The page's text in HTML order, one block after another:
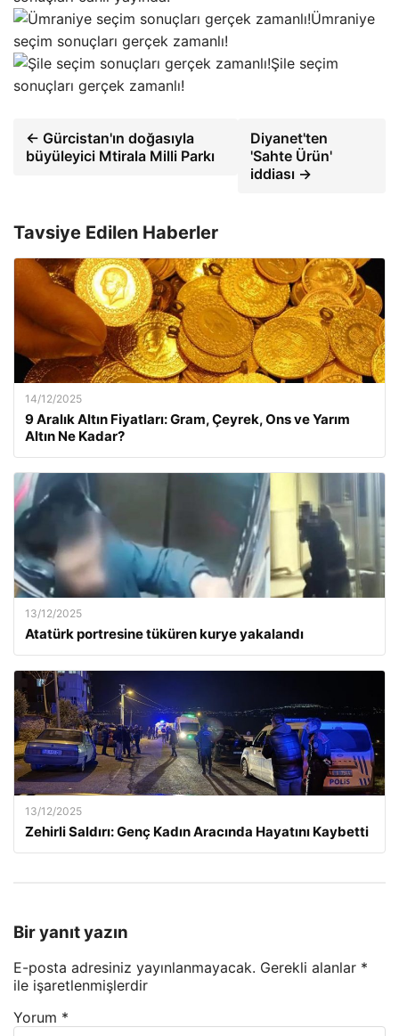
Ümraniye
seçim sonuçları gerçek zamanlı!
Şile seçim
sonuçları gerçek zamanlı!
← Gürcistan'ın doğasıyla
büyüleyici Mtirala Milli Parkı
Diyanet'ten
'Sahte Ürün'
iddiası →
Tavsiye Edilen Haberler
14/12/2025
9 Aralık Altın Fiyatları: Gram, Çeyrek, Ons ve Yarım
Altın Ne Kadar?
13/12/2025
Atatürk portresine tüküren kurye yakalandı
13/12/2025
Zehirli Saldırı: Genç Kadın Aracında Hayatını Kaybetti
Bir yanıt yazın
E-posta adresiniz yayınlanmayacak. Gerekli alanlar *
ile işaretlenmişlerdir
Yorum *